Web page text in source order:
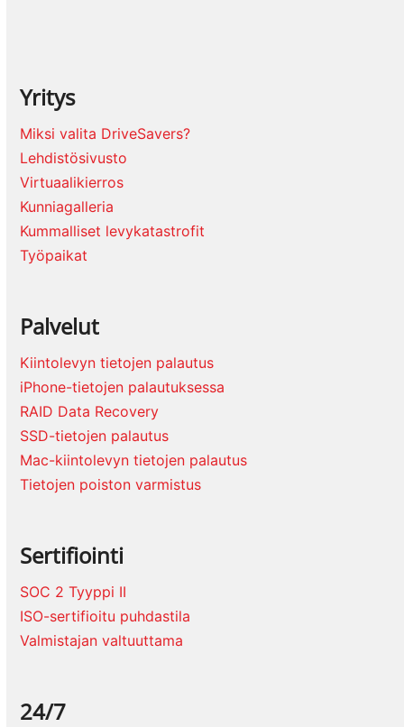
Yritys
Miksi valita DriveSavers?
Lehdistösivusto
Virtuaalikierros
Kunniagalleria
Kummalliset levykatastrofit
Työpaikat
Palvelut
Kiintolevyn tietojen palautus
iPhone-tietojen palautuksessa
RAID Data Recovery
SSD-tietojen palautus
Mac-kiintolevyn tietojen palautus
Tietojen poiston varmistus
Sertifiointi
SOC 2 Tyyppi II
ISO-sertifioitu puhdastila
Valmistajan valtuuttama
24/7